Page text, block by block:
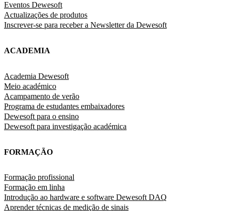
Eventos Dewesoft
Actualizações de produtos
Inscrever-se para receber a Newsletter da Dewesoft
ACADEMIA
Academia Dewesoft
Meio académico
Acampamento de verão
Programa de estudantes embaixadores
Dewesoft para o ensino
Dewesoft para investigação académica
FORMAÇÃO
Formação profissional
Formação em linha
Introdução ao hardware e software Dewesoft DAQ
Aprender técnicas de medição de sinais